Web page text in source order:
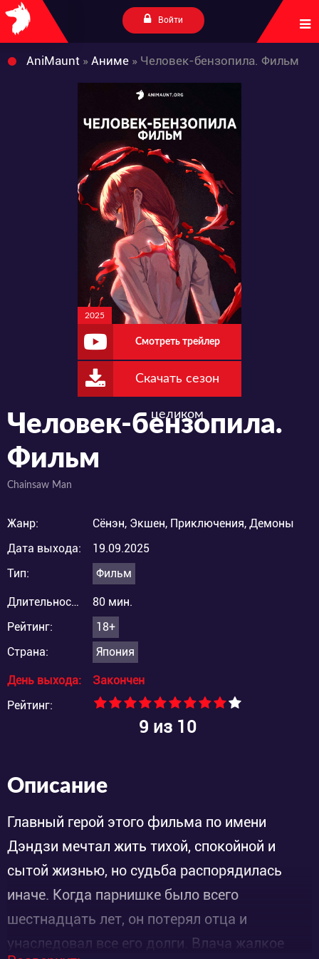
Войти
AniMaunt » Аниме » Человек-бензопила. Фильм
2025
Смотреть трейлер
Скачать сезон
целиком
Человек-бензопила.
Фильм
Chainsaw Man
Жанр:
Сёнэн, Экшен, Приключения, Демоны
Дата выхода:
19.09.2025
Тип:
Фильм
Длительность:
80 мин.
Рейтинг:
18+
Страна:
Япония
День выхода:
Закончен
Рейтинг:
9 из 10
Описание
Главный герой этого фильма по имени
Дэндзи мечтал жить тихой, спокойной и
сытой жизнью, но судьба распорядилась
иначе. Когда парнишке было всего
шестнадцать лет, он потерял отца и
унаследовал все его долги. Влача жалкое